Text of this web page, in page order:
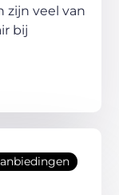
zijn veel van
bij